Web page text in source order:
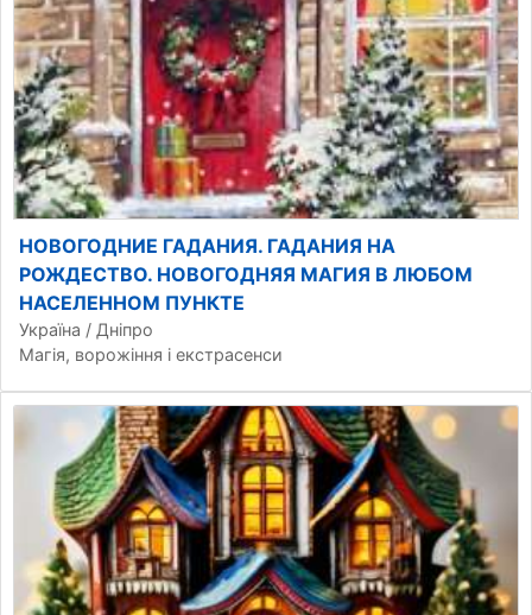
НОВОГОДНИЕ ГАДАНИЯ. ГАДАНИЯ НА
РОЖДЕСТВО. НОВОГОДНЯЯ МАГИЯ В ЛЮБОМ
НАСЕЛЕННОМ ПУНКТЕ
Україна / Дніпро
Магія, ворожіння і екстрасенси